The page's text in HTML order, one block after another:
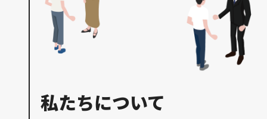
私たちについて